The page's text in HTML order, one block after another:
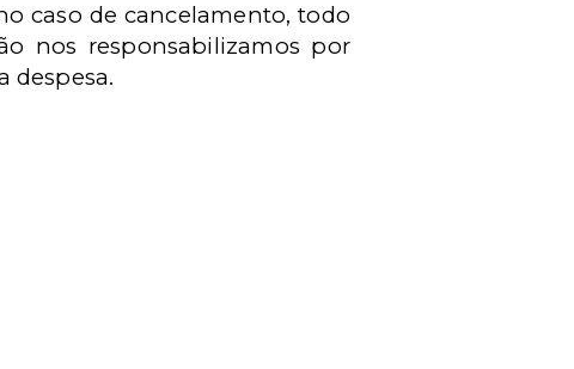
caso de cancelamento, todo
nos responsabilizamos por
despesa.